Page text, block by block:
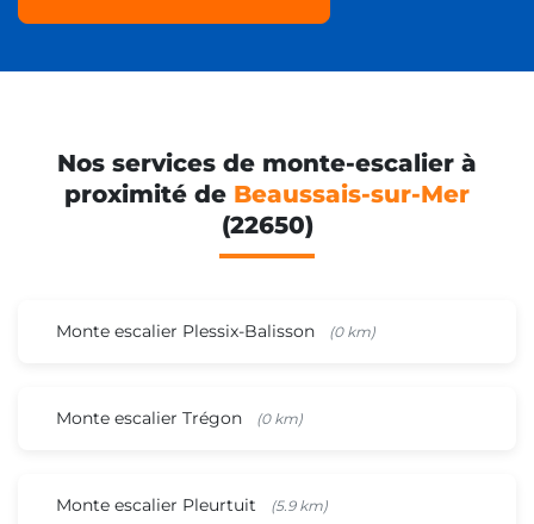
Nos services de monte-escalier à
proximité de Beaussais-sur-Mer
(22650)
Monte escalier Plessix-Balisson (0 km)
Monte escalier Trégon (0 km)
Monte escalier Pleurtuit (5.9 km)